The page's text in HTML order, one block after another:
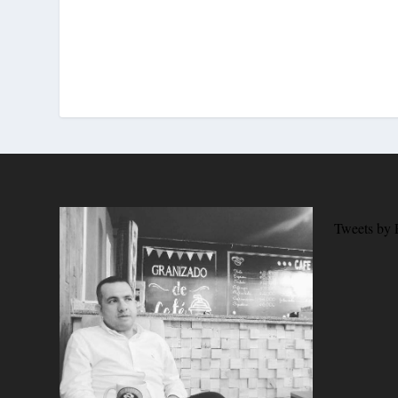
Tweets by